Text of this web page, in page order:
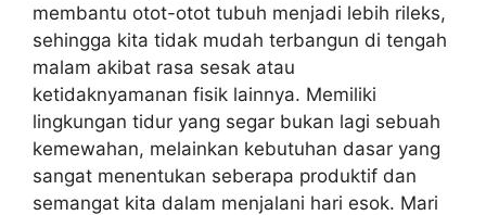
membantu otot-otot tubuh menjadi lebih rileks,
sehingga kita tidak mudah terbangun di tengah
malam akibat rasa sesak atau
ketidaknyamanan fisik lainnya. Memiliki
lingkungan tidur yang segar bukan lagi sebuah
kemewahan, melainkan kebutuhan dasar yang
sangat menentukan seberapa produktif dan
semangat kita dalam menjalani hari esok. Mari